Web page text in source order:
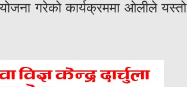
गरेको कार्यक्रममा ओलीले यस्तो